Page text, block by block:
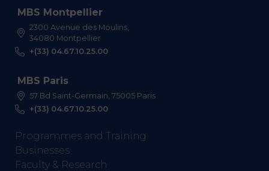
MBS Montpellier
2300 Avenue des Moulins,
34080 Montpellier
+(33) 04.67.10.25.00
MBS Paris
57 Bd Saint-Germain, 75005 Paris
+(33) 04.67.10.25.00
Programmes and Training
Businesses
Faculty & Research